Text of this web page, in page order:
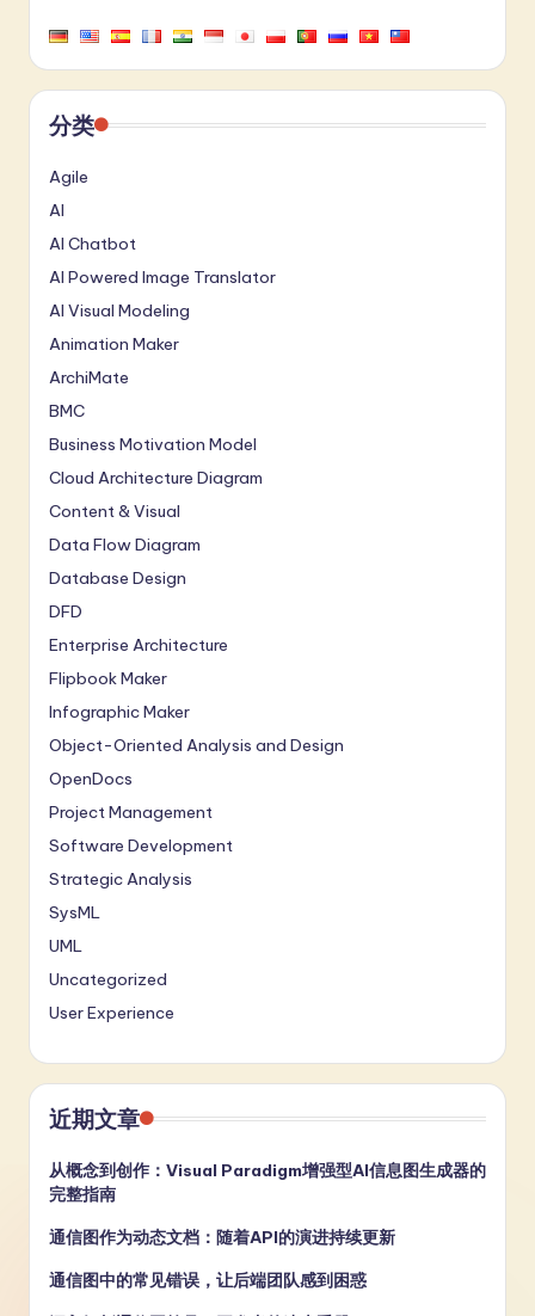
分类
Agile
AI
AI Chatbot
AI Powered Image Translator
AI Visual Modeling
Animation Maker
ArchiMate
BMC
Business Motivation Model
Cloud Architecture Diagram
Content & Visual
Data Flow Diagram
Database Design
DFD
Enterprise Architecture
Flipbook Maker
Infographic Maker
Object-Oriented Analysis and Design
OpenDocs
Project Management
Software Development
Strategic Analysis
SysML
UML
Uncategorized
User Experience
近期文章
从概念到创作：Visual Paradigm增强型AI信息图生成器的
完整指南
通信图作为动态文档：随着API的演进持续更新
通信图中的常见错误，让后端团队感到困惑